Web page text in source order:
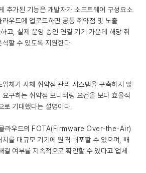
추가된 기능은 개발자가 소프트웨어 구성요소
우드에 업로드하면 공통 취약점 및 노출
고, 실제 운영 중인 연결 기기 가운데 해당 취
할 수 있도록 지원한다.
업체가 자체 취약점 관리 시스템을 구축하지 않
구하는 취약점 모니터링 요건을 보다 효율적
로 기대했다는 설명이다.
클라우드의 FOTA(Firmware Over-the-Air)
를 대규모 기기에 원격 배포할 수 있으며, 패
결 여부를 지속적으로 확인할 수 있다고 업체